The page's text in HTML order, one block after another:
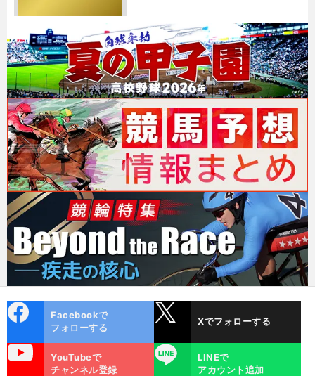
ok
Facebookで
フォローする
Xでフォローする
YouTubeで
チャンネル登録
LINE
LINEで
アカウント追加